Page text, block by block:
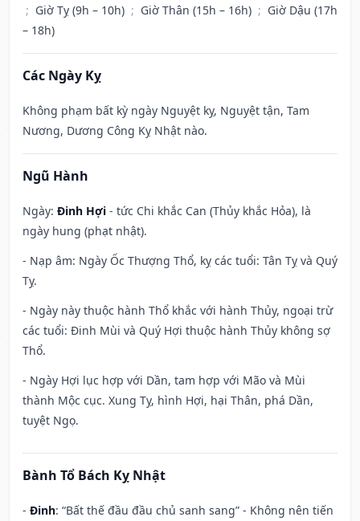
; Giờ Tỵ (9h – 10h) ; Giờ Thân (15h – 16h) ; Giờ Dậu (17h
– 18h)
Các Ngày Kỵ
Không phạm bất kỳ ngày Nguyệt kỵ, Nguyệt tận, Tam
Nương, Dương Công Kỵ Nhật nào.
Ngũ Hành
Ngày: Đinh Hợi - tức Chi khắc Can (Thủy khắc Hỏa), là
ngày hung (phạt nhật).
- Nạp âm: Ngày Ốc Thượng Thổ, kỵ các tuổi: Tân Tỵ và Quý
Tỵ.
- Ngày này thuộc hành Thổ khắc với hành Thủy, ngoại trừ
các tuổi: Đinh Mùi và Quý Hợi thuộc hành Thủy không sợ
Thổ.
- Ngày Hợi lục hợp với Dần, tam hợp với Mão và Mùi
thành Mộc cục. Xung Tỵ, hình Hợi, hại Thân, phá Dần,
tuyệt Ngọ.
Bành Tổ Bách Kỵ Nhật
- Đinh: “Bất thế đầu đầu chủ sanh sang” - Không nên tiến